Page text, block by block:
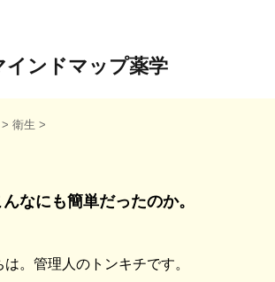
インドマップ薬学
> 衛生 >
なにも簡単だったのか。
。管理人のトンキチです。